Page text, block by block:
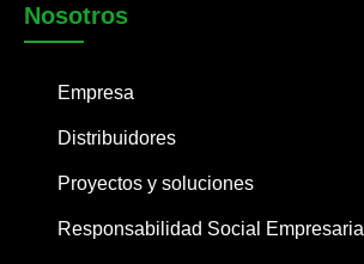
Nosotros
Empresa
Distribuidores
Proyectos y soluciones
Responsabilidad Social Empresarial